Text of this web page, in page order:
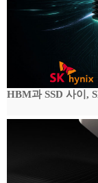
HBM과 SSD 사이,